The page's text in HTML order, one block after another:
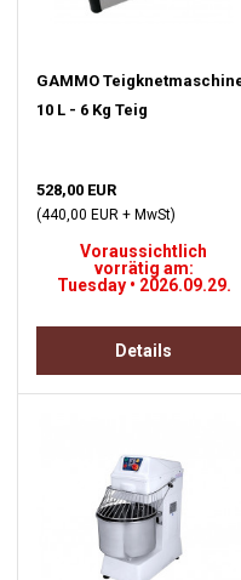
GAMMO
10 L - 6 Kg Teig
528,00 EUR
(440,00 EUR + MwSt)
Voraussichtlich
vorrätig am:
Tuesday • 2026.09.29.
Details